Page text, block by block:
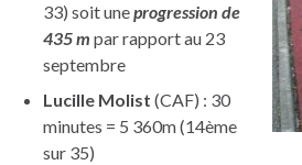
33) soit uneprogression de
435 m par rapport au 23
septembre
Lucille Molist (CAF) : 30
minutes = 5 360m (14ème
sur 35)